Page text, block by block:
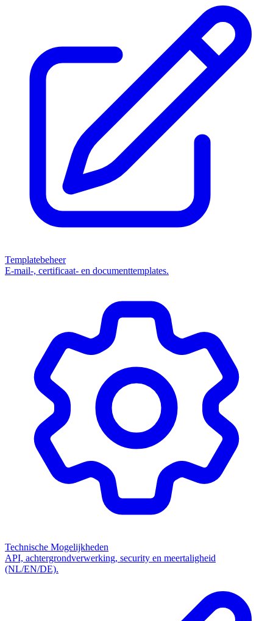
Templatebeheer
E-mail-, certificaat- en documenttemplates.
Technische Mogelijkheden
API, achtergrondverwerking, security en meertaligheid
(NL/EN/DE).